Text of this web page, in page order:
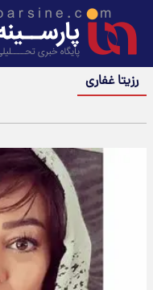
رزیتا غفاری